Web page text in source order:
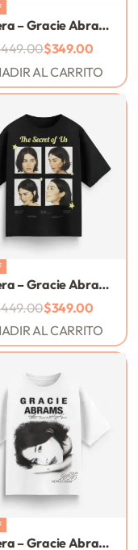
Playera – Gracie Abrams – I Love You, I’m Sorry
449.00$349.00
AL CARRITO
Playera – Gracie Abrams – The Secret Of Us – Tour 2025 – Negro
449.00$349.00
AL CARRITO
Playera – Gracie Abrams – TSOU – Tour 2025 – Blanco